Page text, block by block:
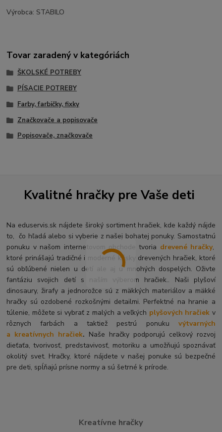
Výrobca: STABILO
Tovar zaradený v kategóriách
ŠKOLSKÉ POTREBY
PÍSACIE POTREBY
Farby, farbičky, fixky
Značkovače a popisovače
Popisovače, značkovače
Kvalitné hračky pre Vaše deti
Na eduservis.sk nájdete široký sortiment hračiek, kde každý nájde
to, čo hľadá alebo si vyberie z našej bohatej ponuky. Samostatnú
ponuku v našom internetovom obchode tvoria drevené hračky,
ktoré prinášajú tradičné i moderné kúsky drevených hračiek, ktoré
sú obľúbené nielen u detí ale aj u mnohých dospelých. Oživte
fantáziu svojich detí s naším výberom hračiek.. Naši plyšoví
dinosaury, žirafy a jednorožce sú z mäkkých materiálov a mäkké
hračky sú ozdobené rozkošnými detailmi. Perfektné na hranie a
túlenie, môžete si vybrať z malých a veľkých plyšových hračiek v
rôznych farbách a taktiež pestrú ponuku výtvarných
a kreatívnych hračiek. Naše hračky podporujú celkový rozvoj
dieťaťa, tvorivosť, predstavivosť, motoriku a umožňujú spoznávať
okolitý svet. Hračky, ktoré nájdete v našej ponuke sú bezpečné
pre deti, spĺňajú prísne normy a sú šetrné k prírode.
Kreatívne hračky